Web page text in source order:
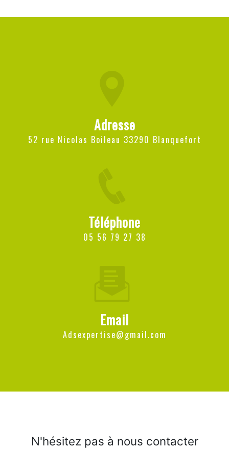
Adresse
52 rue Nicolas Boileau 33290 Blanquefort
Téléphone
05 56 79 27 38
Email
adsexpertise@gmail.com
N'hésitez pas à nous contacter